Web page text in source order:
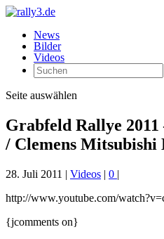
News
Bilder
Videos
Seite auswählen
Grabfeld Rallye 2011
/ Clemens
28. Juli 2011 | Videos | 0 |
http://www.youtube.com/
{jcomments on}